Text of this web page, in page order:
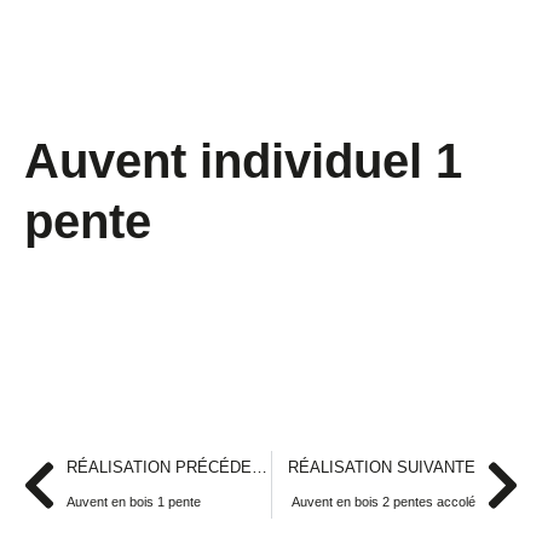
Auvent individuel 1
pente
RÉALISATION PRÉCÉDENTE
Auvent en bois 1 pente
RÉALISATION SUIVANTE
Auvent en bois 2 pentes accolé